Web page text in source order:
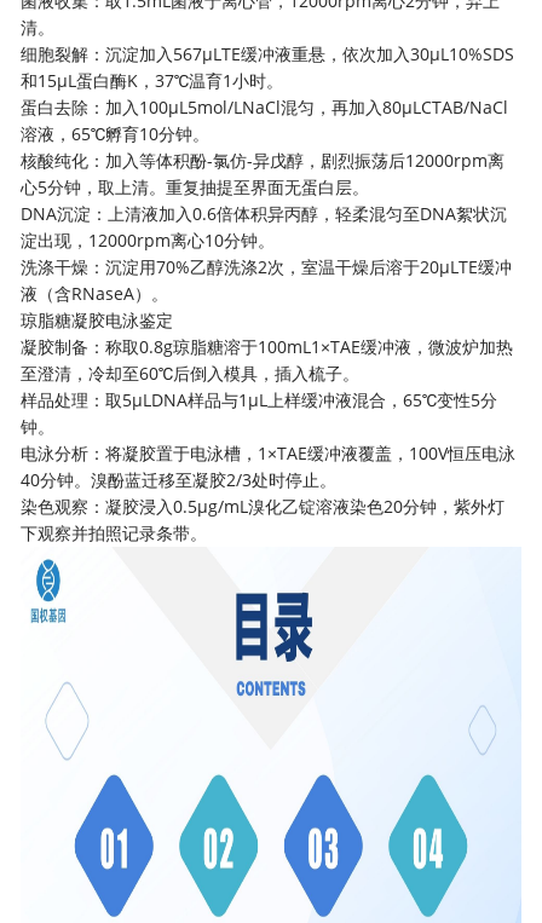
清。
细胞裂解：沉淀加入567μLTE缓冲液重悬，依次加入30μL10%SDS
和15μL蛋白酶K，37℃温育1小时。
蛋白去除：加入100μL5mol/LNaCl混匀，再加入80μLCTAB/NaCl
溶液，65℃孵育10分钟。
核酸纯化：加入等体积酚-氯仿-异戊醇，剧烈振荡后12000rpm离
心5分钟，取上清。重复抽提至界面无蛋白层。
DNA沉淀：上清液加入0.6倍体积异丙醇，轻柔混匀至DNA絮状沉
淀出现，12000rpm离心10分钟。
洗涤干燥：沉淀用70%乙醇洗涤2次，室温干燥后溶于20μLTE缓冲
液（含RNaseA）。
琼脂糖凝胶电泳鉴定
凝胶制备：称取0.8g琼脂糖溶于100mL1×TAE缓冲液，微波炉加热
至澄清，冷却至60℃后倒入模具，插入梳子。
样品处理：取5μLDNA样品与1μL上样缓冲液混合，65℃变性5分
钟。
电泳分析：将凝胶置于电泳槽，1×TAE缓冲液覆盖，100V恒压电泳
40分钟。溴酚蓝迁移至凝胶2/3处时停止。
染色观察：凝胶浸入0.5μg/mL溴化乙锭溶液染色20分钟，紫外灯
下观察并拍照记录条带。